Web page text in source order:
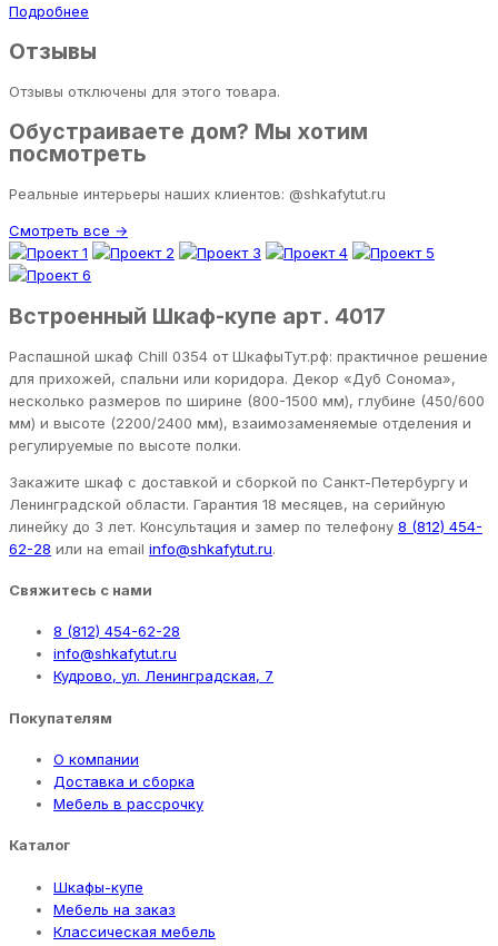
Подробнее
Отзывы
Отзывы отключены для этого товара.
Обустраиваете дом? Мы хотим
посмотреть
Реальные интерьеры наших клиентов: @shkafytut.ru
Смотреть все →
Встроенный Шкаф-купе арт. 4017
Распашной шкаф Chill 0354 от ШкафыТут.рф: практичное решение
для прихожей, спальни или коридора. Декор «Дуб Сонома»,
несколько размеров по ширине (800-1500 мм), глубине (450/600
мм) и высоте (2200/2400 мм), взаимозаменяемые отделения и
регулируемые по высоте полки.
Закажите шкаф с доставкой и сборкой по Санкт-Петербургу и
Ленинградской области. Гарантия 18 месяцев, на серийную
линейку до 3 лет. Консультация и замер по телефону 8 (812) 454-
62-28 или на email info@shkafytut.ru.
Свяжитесь с нами
8 (812) 454-62-28
info@shkafytut.ru
Кудрово, ул. Ленинградская, 7
Покупателям
О компании
Доставка и сборка
Мебель в рассрочку
Каталог
Шкафы-купе
Мебель на заказ
Классическая мебель